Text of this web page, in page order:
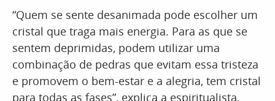
“Quem se sente desanimada pode escolher um
cristal que traga mais energia. Para as que se
sentem deprimidas, podem utilizar uma
combinação de pedras que evitam essa tristeza
e promovem o bem-estar e a alegria, tem cristal
para todas as fases”, explica a espiritualista.